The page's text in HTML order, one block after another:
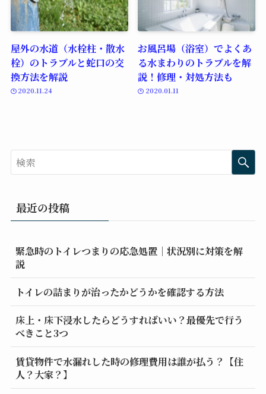
屋外の水道（水栓柱・散水
栓）のトラブルと蛇口の交
換方法を解説
2020.11.24
お風呂場（浴室）でよくあ
る水まわりのトラブルを解
説！修理・対処方法も
2020.01.11
最近の投稿
緊急時のトイレつまりの応急処置｜状況別に対策を解
説
トイレの詰まりが治ったかどうかを確認する方法
床上・床下浸水したらどうすればいい？最優先で行う
べきこと3つ
賃貸物件で水漏れした時の修理費用は誰が払う？【住
人？大家？】